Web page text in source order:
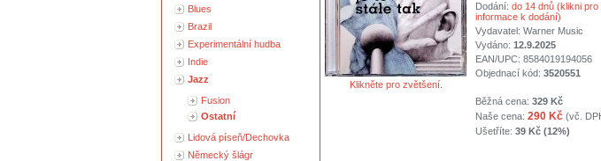
Blues
Brazil
Experimentální hudba
Indie
Jazz
Fusion
Ostatní
Lidová píseň/Dechovka
Německý šlágr
Klikněte pro zvětšení.
Dodání: do 14 dnů (klikni pro
informace k dodání)
Vydavatel: Warner Music
Vydáno: 12.9.2025
EAN/UPC: 8584019194056
Objednací kód: 3520551
Běžná cena: 329 Kč
Naše cena: 290 Kč (vč.
Ušetříte: 39 Kč (12%)